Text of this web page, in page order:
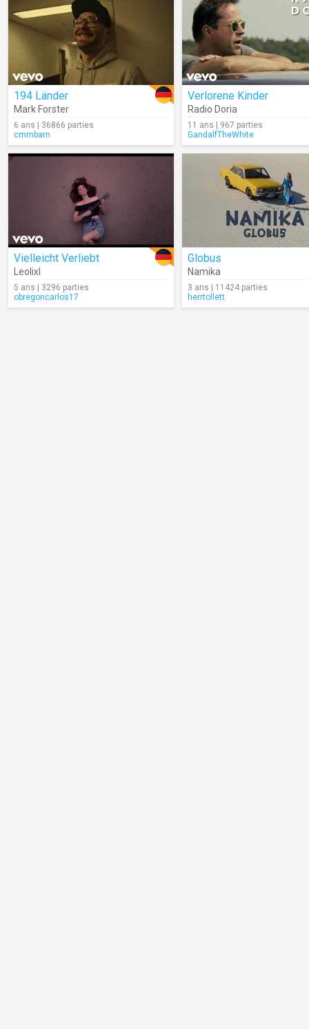
194 Länder
Mark Forster
6 ans | 36866 parties
cmmbarn
Verlorene Kinder
Radio Doria
11 ans | 967 parties
GandalfTheWhite
Vielleicht Verliebt
Leolixl
5 ans | 3296 parties
obregoncarlos17
Globus
Namika
3 ans | 11424 parties
herrtollett